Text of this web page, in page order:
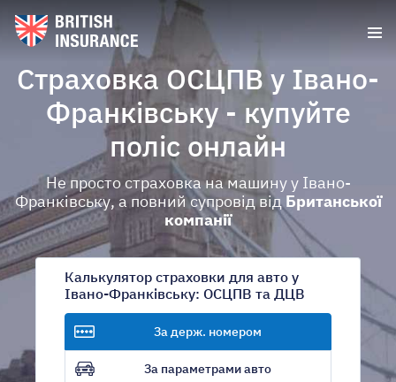
Страховка ОСЦПВ у Івано-
Франківську - купуйте
поліс онлайн
Не просто страховка на машину у Івано-
Франківську, а повний супровід відБританської
компанії
Калькулятор страховки для авто у
Івано-Франківську: ОСЦПВ та ДЦВ
За держ. номером
За параметрами авто